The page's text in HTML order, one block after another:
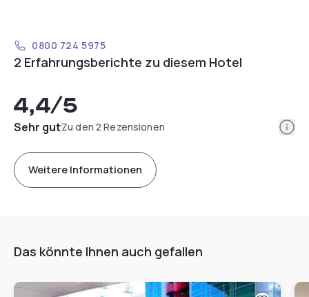
0800 724 5975
2 Erfahrungsberichte zu diesem Hotel
4,4/5
Sehr gutZu den 2 Rezensionen
Weitere Informationen
Das könnte Ihnen auch gefallen